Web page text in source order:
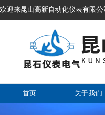
欢迎来昆山高新自动化仪表有限
首页 关于我们